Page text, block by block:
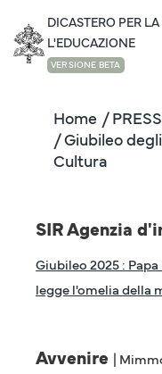
DICASTERO PER
L'EDUCAZIONE
VERSIONE BETA
Home / PRESS
/ Giubileo
Cultura
SIR Agenzia
Giubileo 2025 :
legge l'omelia della
Avvenire |